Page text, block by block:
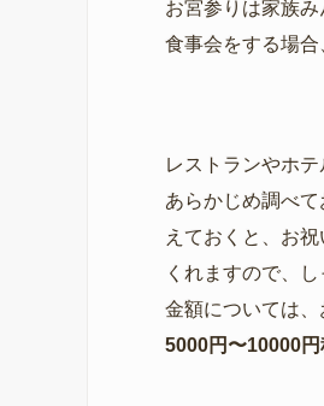
お宮参りは家族
食事会をする場合
レストランやホ
あらかじめ調べ
えておくと、お
くれますので、
金額については
5000円〜10000